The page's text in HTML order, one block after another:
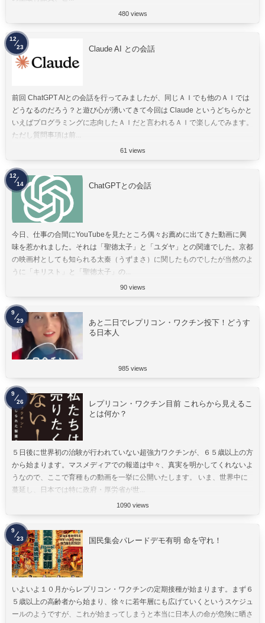
480 views
Claude AI との会話
前回 ChatGPT AIとの会話を行ってみましたが、同じＡＩでも他のＡＩでは
どうなるのだろう？と遊び心が湧いてきて今回は Claude というどちらかと
いえばプログラミングに志向したＡＩだと言われるＡＩで楽しんでみます。
ただし質問事項は前...
61 views
12
23
ChatGPTとの会話
今日、仕事の合間にYouTubeを見たところ偶々お薦めに出てきた動画に興
味を惹かれました。それは「聖徳太子」と「ユダヤ」との関連でした。京都
の映画村としても知られる太秦（うずまさ）に関したものでしたが当然のよ
うに「キリスト」と「聖徳太子」の...
90 views
12
14
あと二日でレプリコン・ワクチン投下！どうす
る日本人
985 views
9
29
レプリコン・ワクチン目前 これらから見えるこ
とは何か？
５日後に世界初の治験が行われていない超強力ワクチンが、６５歳以上の方
から始まります。マスメディアでの報道は中々、真実を明かしてくれないよ
うなので、ここで育種もの動画を一挙に公開いたします。 いま、世界中に
蔓延し、日本では特に政府・厚労省が世...
1090 views
9
26
国民集会パレードデモ有明 命を守れ！
いよいよ１０月からレプリコン・ワクチンの定期接種が始まります。まず６
５歳以上の高齢者から始まり、徐々に若年層にも広げていくというスケジュ
ールのようですが、これが始まってしまうと本当に日本人の命が危険に晒さ
9
23